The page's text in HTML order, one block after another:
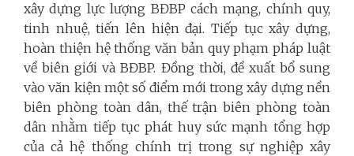
xây dựng lực lượng BĐBP cách mạng, chính quy,
tinh nhuệ, tiến lên hiện đại. Tiếp tục xây dựng,
hoàn thiện hệ thống văn bản quy phạm pháp luật
về biên giới và BĐBP. Đồng thời, đề xuất bổ sung
vào văn kiện một số điểm mới trong xây dựng nền
biên phòng toàn dân, thế trận biên phòng toàn
dân nhằm tiếp tục phát huy sức mạnh tổng hợp
của cả hệ thống chính trị trong sự nghiệp xây